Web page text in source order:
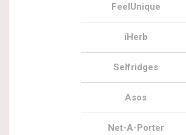
FeelUnique
iHerb
Selfridges
Asos
Net-A-Porter